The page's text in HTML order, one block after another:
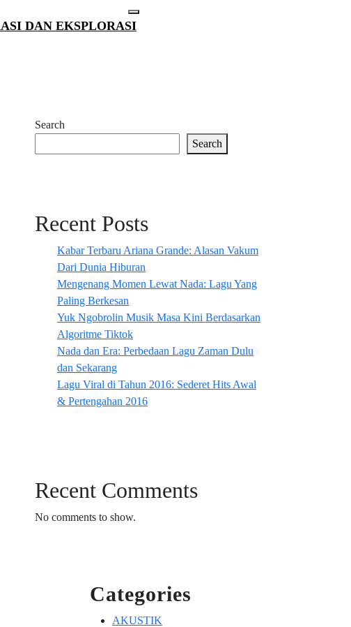
Open
DAN EKSPLORASI
Search
Search
Recent Posts
Kabar Terbaru Ariana Grande: Alasan Vakum
Dari Dunia Hiburan
Mengenang Momen Lewat Nada: Lagu Yang
Paling Berkesan
Yuk Ngobrolin Musik Masa Kini Berdasarkan
Algoritme Tiktok
Nada dan Era: Perbedaan Lagu Zaman Dulu
dan Sekarang
Lagu Viral di Tahun 2016: Sederet Hits Awal
& Pertengahan 2016
Recent Comments
No comments to show.
Categories
AKUSTIK